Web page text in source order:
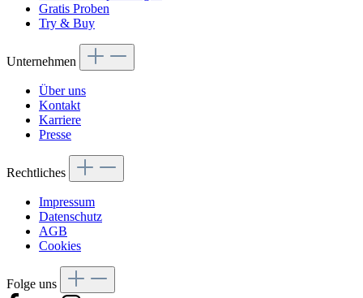
Gratis Proben
Try & Buy
Unternehmen
Über uns
Kontakt
Karriere
Presse
Rechtliches
Impressum
Datenschutz
AGB
Cookies
Folge uns